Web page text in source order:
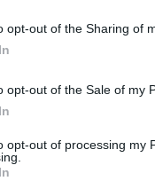
opt-out of the Sharing of
opt-out of the Sale of my
opt-out of processing my